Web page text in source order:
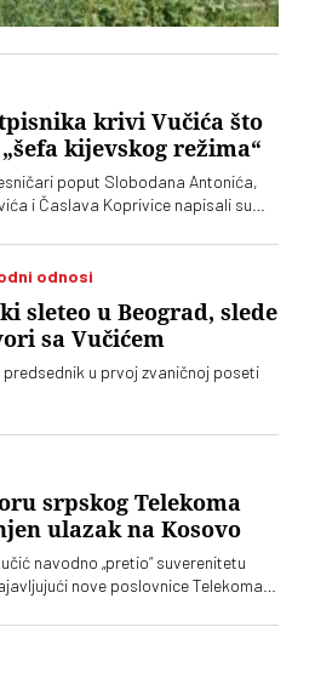
krivi Vučića što
kijevskog režima“
poput Slobodana Antonića,
i Časlava Koprivice napisali su
Zelenskog
odnosi
sleteo u Beograd, slede
sa Vučićem
predsednik u prvoj zvaničnoj poseti
srpskog Telekoma
ulazak na Kosovo
navodno „pretio“ suverenitetu
nove poslovnice Telekoma